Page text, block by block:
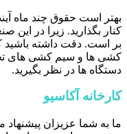
بهتر است حقوق چند ماه
کنار بگذارید. زیرا در
بر است. دقت داشته باشید
کشی ها و سیم کشی های
دستگاه ها در نظر بگیرید.
کارخانه آکاسیو
ما به شما عزیزان پیشنهاد